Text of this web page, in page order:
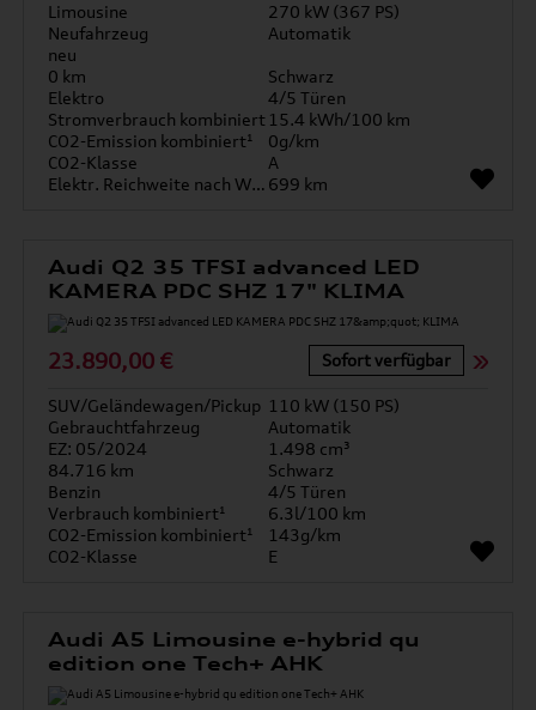
Limousine
270 kW (367 PS)
Neufahrzeug
Automatik
neu
0 km
Schwarz
Elektro
4/5 Türen
Stromverbrauch kombiniert 15.4 kWh/100 km
CO2-Emission kombiniert¹
0g/km
CO2-Klasse
A
Elektr. Reichweite nach WLTP* 699 km
Audi Q2 35 TFSI advanced LED
KAMERA PDC SHZ 17" KLIMA
23.890,00 € Sofort verfügbar
SUV/Geländewagen/Pickup 110 kW (150 PS)
Gebrauchtfahrzeug
Automatik
EZ: 05/2024
1.498 cm³
84.716 km
Schwarz
Benzin
4/5 Türen
Verbrauch kombiniert¹
6.3l/100 km
CO2-Emission kombiniert¹
143g/km
CO2-Klasse
E
Audi A5 Limousine e-hybrid qu
edition one Tech+ AHK